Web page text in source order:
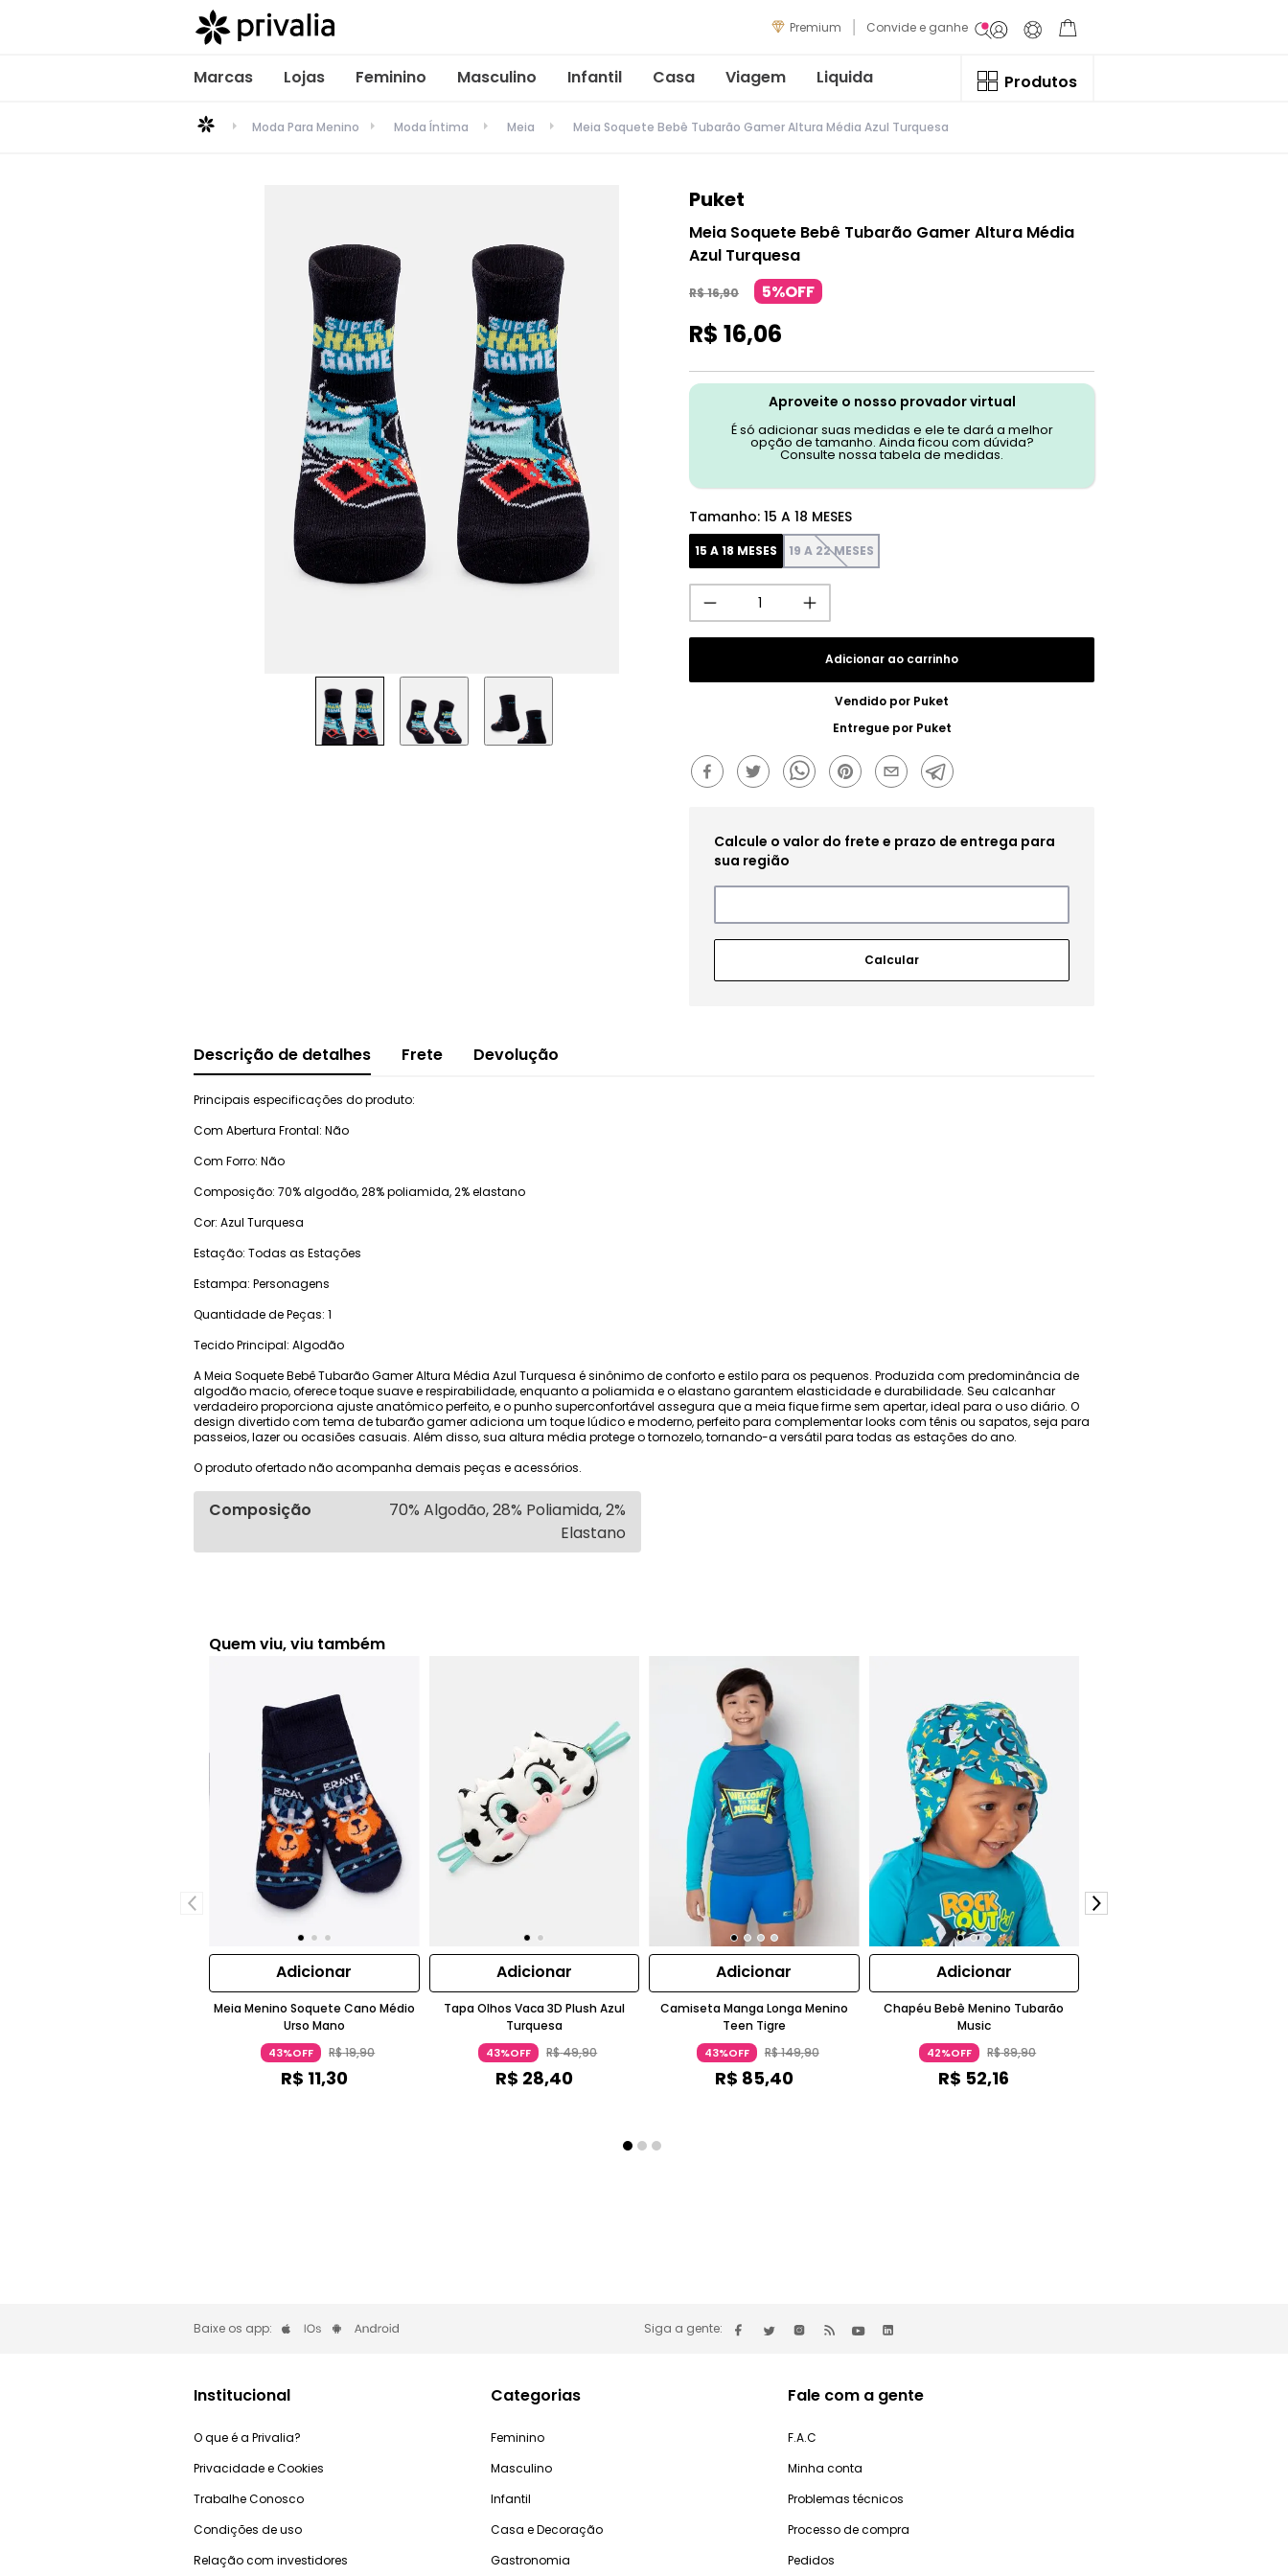
Premium Convide e ganhe
Marcas Lojas Feminino Masculino Infantil Casa Viagem Liquida Produtos
Moda Para Menino Moda Íntima Meia Meia Soquete Bebê Tubarão Gamer Altura Média Azul Turquesa
Puket
Meia Soquete Bebê Tubarão Gamer Altura Média
Azul Turquesa
R$16,90 5%OFF
R$ 16,06
Aproveite o nosso provador virtual
É só adicionar suas medidas e ele te dará a melhor
opção de tamanho. Ainda ficou com dúvida?
Consulte nossa tabela de medidas.
Tamanho: 15 A 18 MESES
15 A 18 MESES 19 A 22 MESES
Adicionar ao carrinho
Vendido por Puket
Entregue por Puket
Descrição de detalhes Frete Devolução
Principais especificações do produto:
Com Abertura Frontal: Não
Com Forro: Não
Composição: 70% algodão, 28% poliamida, 2% elastano
Cor: Azul Turquesa
Estação: Todas as Estações
Estampa: Personagens
Quantidade de Peças: 1
Tecido Principal: Algodão
A Meia Soquete Bebê Tubarão Gamer Altura Média Azul Turquesa é sinônimo de conforto e estilo para os pequenos. Produzida com predominância de
algodão macio, oferece toque suave e respirabilidade, enquanto a poliamida e o elastano garantem elasticidade e durabilidade. Seu calcanhar
verdadeiro proporciona ajuste anatômico perfeito, e o punho superconfortável assegura que a meia fique firme sem apertar, ideal para o uso diário. O
design divertido com tema de tubarão gamer adiciona um toque lúdico e moderno, perfeito para complementar looks com tênis ou sapatos, seja para
passeios, lazer ou ocasiões casuais. Além disso, sua altura média protege o tornozelo, tornando-a versátil para todas as estações do ano.
O produto ofertado não acompanha demais peças e acessórios.
Composição
70% Algodão, 28% Poliamida, 2%
Elastano
Quem viu, viu também
Adicionar
Meia Menino Soquete Cano Médio
Urso Mano
43%OFF R$19,90
R$ 11,30
Adicionar
Tapa Olhos Vaca 3D Plush Azul
Turquesa
43%OFF R$49,90
R$ 28,40
Adicionar
Camiseta Manga Longa Menino
Teen Tigre
43%OFF R$149,90
R$ 85,40
Adicionar
Chapéu Bebê Menino Tubarão
Music
42%OFF R$89,90
R$ 52,16
Baixe os app: Siga a gente:
Institucional
O que é a Privalia?
Privacidade e Cookies
Trabalhe Conosco
Condições de uso
Relação com investidores
Categorias
Feminino
Masculino
Infantil
Casa e Decoração
Gastronomia
Fale com a gente
F.A.C
Minha conta
Problemas técnicos
Processo de compra
Pedidos